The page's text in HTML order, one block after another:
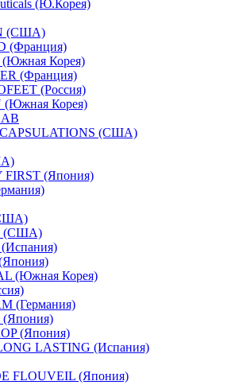
(Ю.Корея)
(США)
(Франция)
Корея)
(Франция)
(Россия)
(Южная Корея)
(США)
(Япония)
(США)
(Южная Корея)
(Германия)
(Япония)
LASTING (Испания)
FLOUVEIL (Япония)